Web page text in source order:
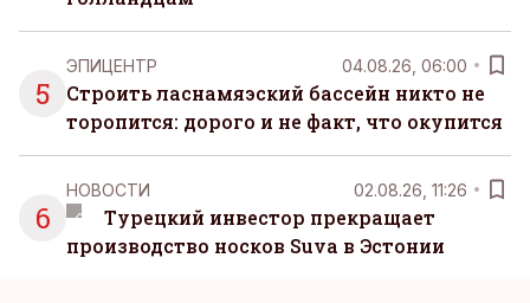
5
ЭПИЦЕНТР 04.08.26, 06:00
Строить ласнамяэский бассейн никто не
торопится: дорого и не факт, что окупится
6
НОВОСТИ 02.08.26, 11:26
Турецкий инвестор прекращает
производство носков Suva в Эстонии